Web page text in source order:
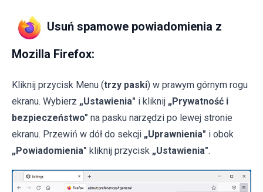
Usuń spamowe powiadomienia z
Mozilla Firefox:
Kliknij przycisk Menu (trzy paski) w prawym górnym rogu
ekranu. Wybierz „Ustawienia" i kliknij „Prywatność i
bezpieczeństwo" na pasku narzędzi po lewej stronie
ekranu. Przewiń w dół do sekcji „Uprawnienia" i obok
„Powiadomienia" kliknij przycisk „Ustawienia".